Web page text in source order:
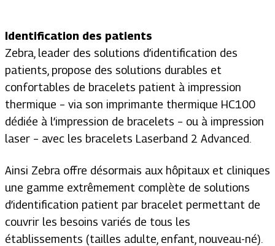
Identification des patients
Zebra, leader des solutions d’identification des
patients, propose des solutions durables et
confortables de bracelets patient à impression
thermique – via son imprimante thermique HC100
dédiée à l’impression de bracelets – ou à impression
laser – avec les bracelets Laserband 2 Advanced.
Ainsi Zebra offre désormais aux hôpitaux et cliniques
une gamme extrêmement complète de solutions
d’identification patient par bracelet permettant de
couvrir les besoins variés de tous les
établissements (tailles adulte, enfant, nouveau-né).